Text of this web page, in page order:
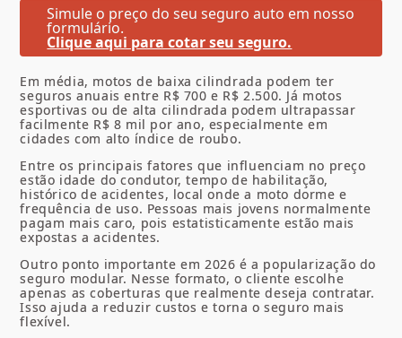
Simule o preço do seu seguro auto em nosso
formulário.
Clique aqui para cotar seu seguro.
Em média, motos de baixa cilindrada podem ter
seguros anuais entre R$ 700 e R$ 2.500. Já motos
esportivas ou de alta cilindrada podem ultrapassar
facilmente R$ 8 mil por ano, especialmente em
cidades com alto índice de roubo.
Entre os principais fatores que influenciam no preço
estão idade do condutor, tempo de habilitação,
histórico de acidentes, local onde a moto dorme e
frequência de uso. Pessoas mais jovens normalmente
pagam mais caro, pois estatisticamente estão mais
expostas a acidentes.
Outro ponto importante em 2026 é a popularização do
seguro modular. Nesse formato, o cliente escolhe
apenas as coberturas que realmente deseja contratar.
Isso ajuda a reduzir custos e torna o seguro mais
flexível.